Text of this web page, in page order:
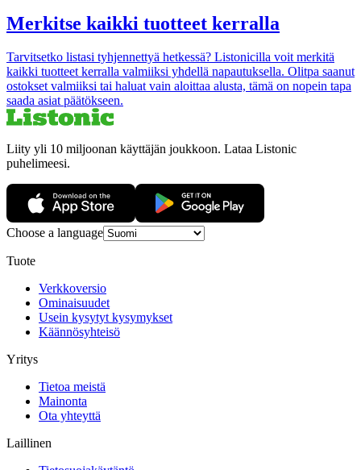
Merkitse kaikki tuotteet kerralla
Tarvitsetko listasi tyhjennettyä hetkessä? Listonicilla voit merkitä
kaikki tuotteet kerralla valmiiksi yhdellä napautuksella. Olitpa saanut
ostokset valmiiksi tai haluat vain aloittaa alusta, tämä on nopein tapa
saada asiat päätökseen.
Liity yli 10 miljoonan käyttäjän joukkoon. Lataa Listonic
puhelimeesi.
Choose a language
Tuote
Verkkoversio
Ominaisuudet
Usein kysytyt kysymykset
Käännösyhteisö
Yritys
Tietoa meistä
Mainonta
Ota yhteyttä
Laillinen